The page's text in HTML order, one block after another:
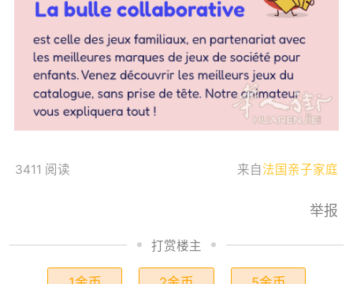
3411 阅读 来自法国亲子家庭
举报
打赏楼主